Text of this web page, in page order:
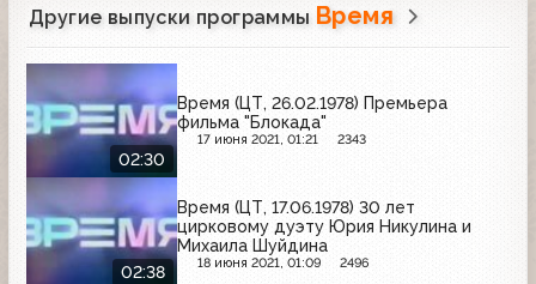
Другие выпуски программы Время
02:30
Время (ЦТ, 26.02.1978) Премьера
фильма "Блокада"
17 июня 2021, 01:21 2343
02:38
Время (ЦТ, 17.06.1978) 30 лет
цирковому дуэту Юрия Никулина и
Михаила Шуйдина
18 июня 2021, 01:09 2496